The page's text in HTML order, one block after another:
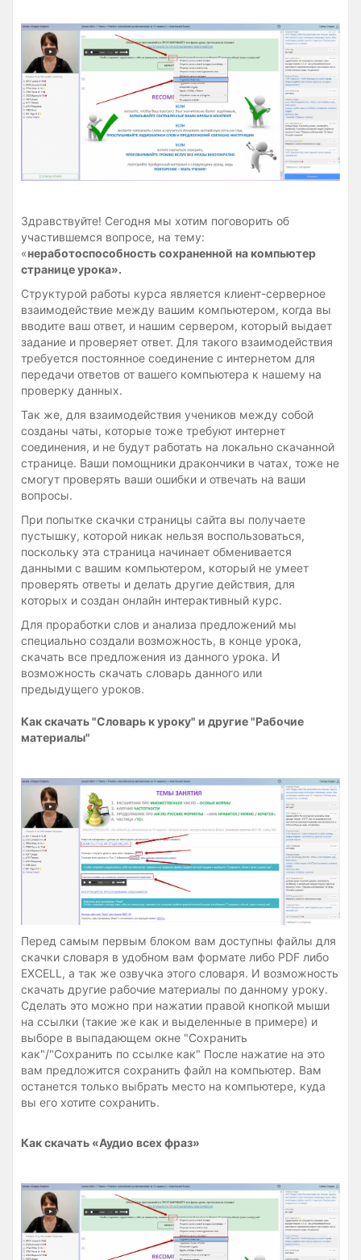
Здравствуйте! Сегодня мы хотим поговорить об
участившемся вопросе, на тему:
«неработоспособность сохраненной на компьютер
странице урока».
Структурой работы курса является клиент-серверное
взаимодействие между вашим компьютером, когда вы
вводите ваш ответ, и нашим сервером, который выдает
задание и проверяет ответ. Для такого взаимодействия
требуется постоянное соединение с интернетом для
передачи ответов от вашего компьютера к нашему на
проверку данных.
Так же, для взаимодействия учеников между собой
созданы чаты, которые тоже требуют интернет
соединения, и не будут работать на локально скачанной
странице. Ваши помощники дракончики в чатах, тоже не
смогут проверять ваши ошибки и отвечать на ваши
вопросы.
При попытке скачки страницы сайта вы получаете
пустышку, которой никак нельзя воспользоваться,
поскольку эта страница начинает обменивается
данными с вашим компьютером, который не умеет
проверять ответы и делать другие действия, для
которых и создан онлайн интерактивный курс.
Для проработки слов и анализа предложений мы
специально создали возможность, в конце урока,
скачать все предложения из данного урока. И
возможность скачать словарь данного или
предыдущего уроков.
Как скачать "Словарь к уроку" и другие "Рабочие
материалы"
Перед самым первым блоком вам доступны файлы для
скачки словаря в удобном вам формате либо PDF либо
EXCELL, а так же озвучка этого словаря. И возможность
скачать другие рабочие материалы по данному уроку.
Сделать это можно при нажатии правой кнопкой мыши
на ссылки (такие же как и выделенные в примере) и
выборе в выпадающем окне "Сохранить
как"/"Сохранить по ссылке как" После нажатие на это
вам предложится сохранить файл на компьютер. Вам
останется только выбрать место на компьютере, куда
вы его хотите сохранить.
Как скачать «Аудио всех фраз»